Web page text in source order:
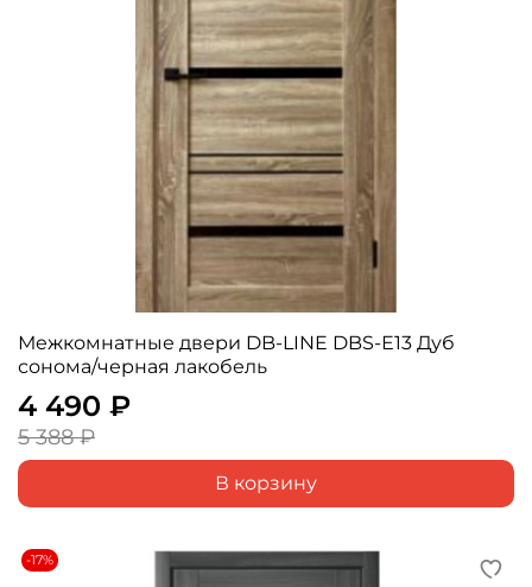
Межкомнатные двери DB-LINE DBS-Е13 Дуб
сонома/черная лакобель
4 490 ₽
5 388 ₽
В корзину
-17%